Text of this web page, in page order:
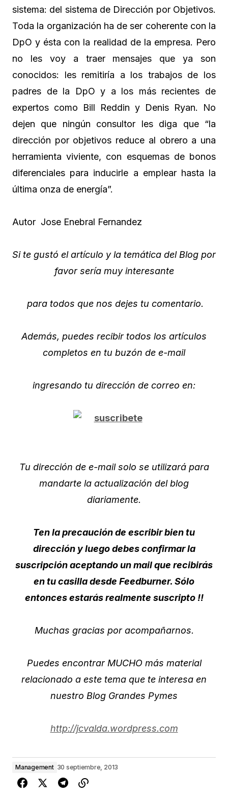
sistema: del sistema de Dirección por Objetivos.
Toda la organización ha de ser coherente con la
DpO y ésta con la realidad de la empresa. Pero
no les voy a traer mensajes que ya son
conocidos: les remitiría a los trabajos de los
padres de la DpO y a los más recientes de
expertos como Bill Reddin y Denis Ryan. No
dejen que ningún consultor les diga que “la
dirección por objetivos reduce al obrero a una
herramienta viviente, con esquemas de bonos
diferenciales para inducirle a emplear hasta la
última onza de energía”.
Autor Jose Enebral Fernandez
Si te gustó el artículo y la temática del Blog por
favor sería muy interesante
para todos que nos dejes tu comentario.
Además, puedes recibir todos los artículos
completos en tu buzón de e-mail
ingresando tu dirección de correo en:
Tu dirección de e-mail solo se utilizará para
mandarte la actualización del blog
diariamente.
Ten la precaución de escribir bien tu
dirección y luego debes confirmar la
suscripción aceptando un mail que recibirás
en tu casilla desde Feedburner. Sólo
entonces estarás realmente suscripto !!
Muchas gracias por acompañarnos.
Puedes encontrar MUCHO más material
relacionado a este tema que te interesa en
nuestro Blog Grandes Pymes
http://jcvalda.wordpress.com
Management 30 septiembre, 2013